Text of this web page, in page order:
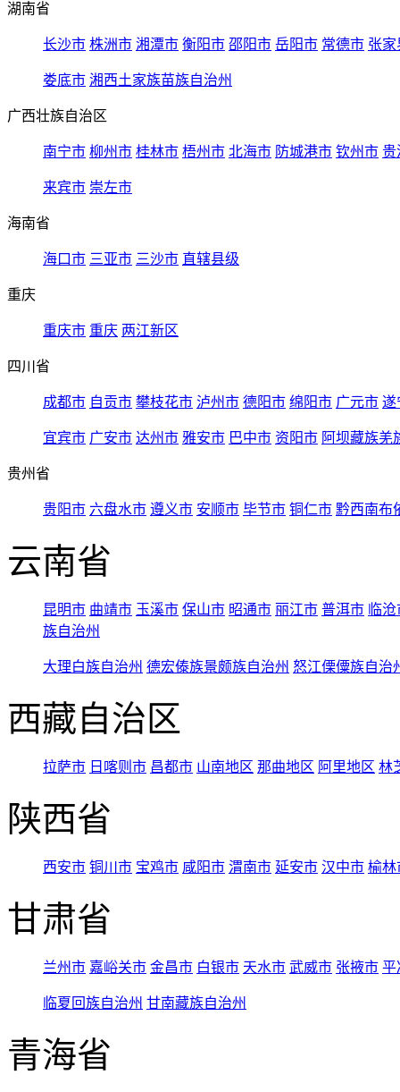
湖南省
长沙市 株洲市 湘潭市 衡阳市 邵阳市 岳阳市 常德市 张家
娄底市 湘西土家族苗族自治州
广西壮族自治区
南宁市 柳州市 桂林市 梧州市 北海市 防城港市 钦州市 贵
来宾市 崇左市
海南省
海口市 三亚市 三沙市 直辖县级
重庆
重庆市 重庆 两江新区
四川省
成都市 自贡市 攀枝花市 泸州市 德阳市 绵阳市 广元市 遂
宜宾市 广安市 达州市 雅安市 巴中市 资阳市 阿坝藏族羌
贵州省
贵阳市 六盘水市 遵义市 安顺市 毕节市 铜仁市 黔西南布
云南省
昆明市 曲靖市 玉溪市 保山市 昭通市 丽江市 普洱市 临
族自治州
大理白族自治州 德宏傣族景颇族自治州 怒江傈僳族自治
西藏自治区
拉萨市 日喀则市 昌都市 山南地区 那曲地区 阿里地区 林
陕西省
西安市 铜川市 宝鸡市 咸阳市 渭南市 延安市 汉中市 榆林
甘肃省
兰州市 嘉峪关市 金昌市 白银市 天水市 武威市 张掖市 平
临夏回族自治州 甘南藏族自治州
青海省